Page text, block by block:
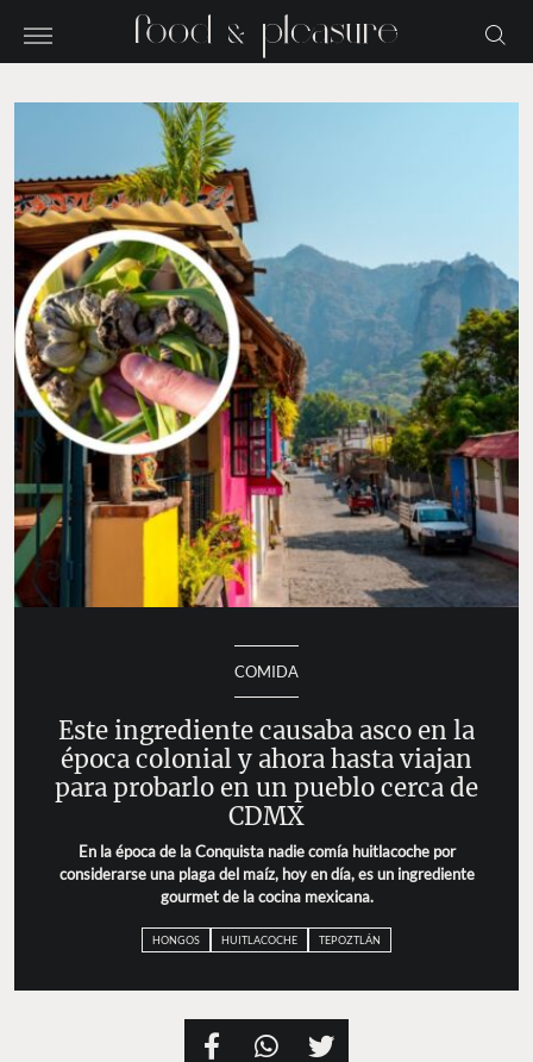
COMIDA
Este ingrediente causaba asco en la
época colonial y ahora hasta viajan
para probarlo en un pueblo cerca de
CDMX
En la época de la Conquista nadie comía huitlacoche por
considerarse una plaga del maíz, hoy en día, es un ingrediente
gourmet de la cocina mexicana.
HONGOS HUITLACOCHE TEPOZTLÁN